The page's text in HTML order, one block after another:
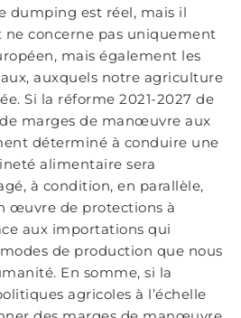
dumping est réel, mais il
ne concerne pas uniquement
mais également les
auxquels notre agriculture
Si la réforme 2021-2027 de
marges de manœuvre aux
déterminé à conduire une
alimentaire sera
à condition, en parallèle,
œuvre de protections à
aux importations qui
de production que nous
En somme, si la
agricoles à l’échelle